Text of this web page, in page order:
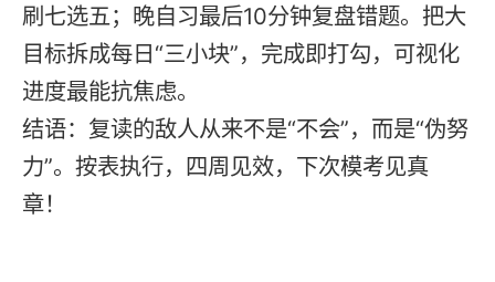
刷七选五；晚自习最后10分钟复盘错题。把大
目标拆成每日“三小块”，完成即打勾，可视化
进度最能抗焦虑。
结语： 复读的敌人从来不是“不会”，而是“伪努
力”。按表执行，四周见效，下次模考见真
章！